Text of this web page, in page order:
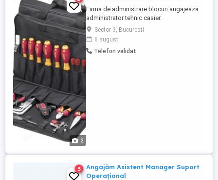
2
Firma de administrare blocuri angajeaza
administrator tehnic casier.
Responsabilitati: - asigurarea contactului
cu reprezentantii blocurilor alocate; -
verificari tehnice periodice si asigura
interventii la urgente avarii; - efectueaza
Sector 3, Bucuresti
6 august
Telefon validat
3
Angajăm Asistent Manager Suport
Operațional